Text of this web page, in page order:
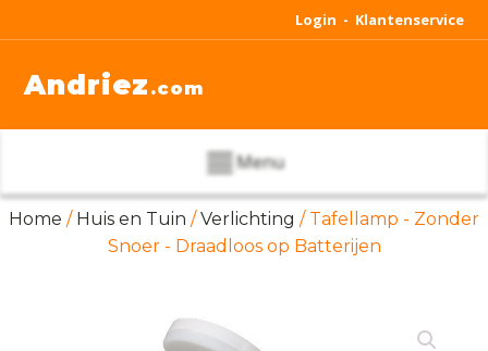
Login - Klantenservice
Andriez .com
Menu
Home / Huis en Tuin /Verlichting / Tafellamp - Zonder
Snoer - Draadloos op Batterijen